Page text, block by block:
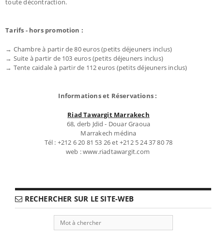
toute décontraction.
Tarifs - hors promotion :
→ Chambre à partir de 80 euros (petits déjeuners inclus)
→ Suite à partir de 103 euros (petits déjeuners inclus)
→ Tente caidale à partir de 112 euros (petits déjeuners inclus)
Informations et Réservations :
Riad Tawargit Marrakech
68, derb Jdid - Douar Graoua
Marrakech médina
Tél : +212 6 20 81 53 26 et +212 5 24 37 80 78
web : www.riadtawargit.com
RECHERCHER SUR LE SITE-WEB